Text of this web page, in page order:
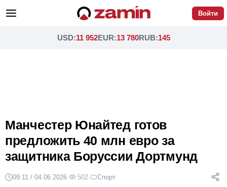
Войти
USD:11 952EUR:13 780RUB:145
Манчестер Юнайтед готов
предложить 40 млн евро за
защитника Боруссии Дортмунд
09:11 / 04.06.2026· 502· Спорт